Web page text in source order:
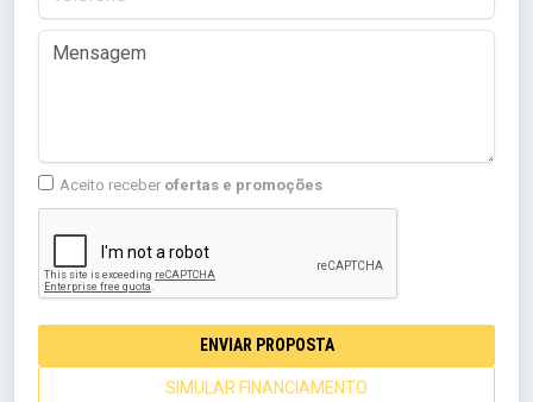
Aceito receber ofertas e promoções
ENVIAR PROPOSTA
SIMULAR FINANCIAMENTO